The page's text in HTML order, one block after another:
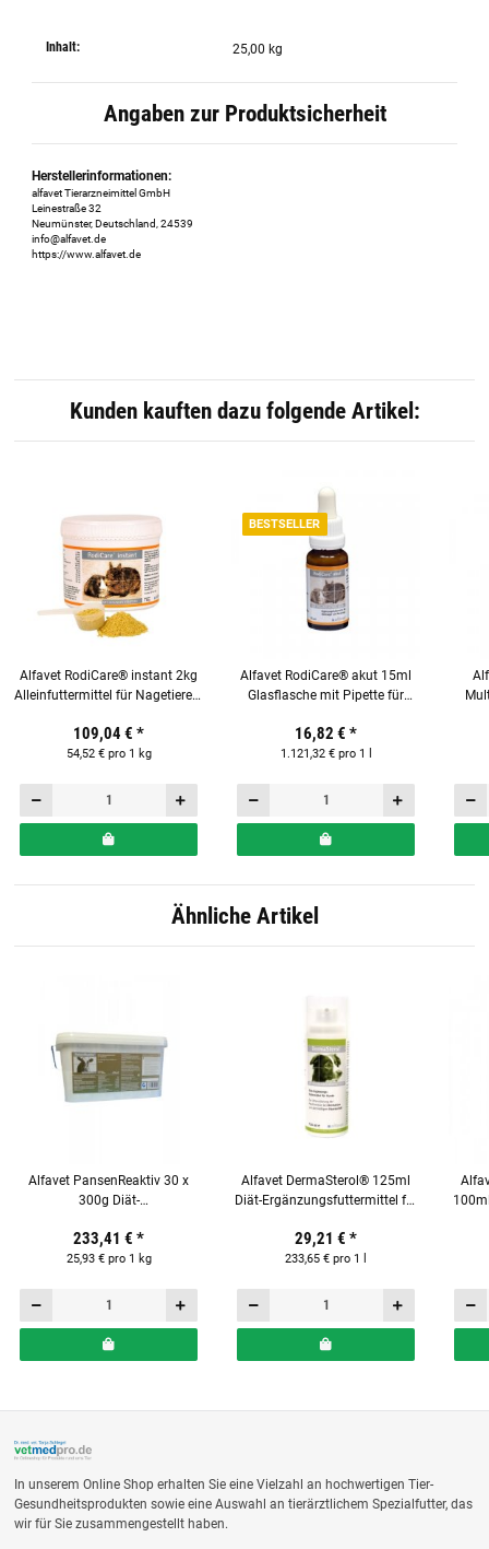
Inhalt: 25,00 kg
Angaben zur Produktsicherheit
Herstellerinformationen:
alfavet Tierarzneimittel GmbH
Leinestraße 32
Neumünster, Deutschland, 24539
info@alfavet.de
https://www.alfavet.de
Kunden kauften dazu folgende Artikel:
Alfavet RodiCare® instant 2kg
Alleinfuttermittel für Nagetiere &
109,04 € *
54,52 € pro 1 kg
BESTSELLER
Alfavet RodiCare® akut 15ml
Glasflasche mit Pipette für
16,82 € *
1.121,32 € pro 1 l
Ähnliche Artikel
Alfavet PansenReaktiv 30 x
300g Diät-
Milchkühe
233,41 € *
25,93 € pro 1 kg
Alfavet DermaSterol® 125ml
Diät-Ergänzungsfuttermittel für
29,21 € *
233,65 € pro 1 l
In unserem Online Shop erhalten Sie eine Vielzahl an hochwertigen Tier-
Gesundheitsprodukten sowie eine Auswahl an tierärztlichem Spezialfutter, das
wir für Sie zusammengestellt haben.